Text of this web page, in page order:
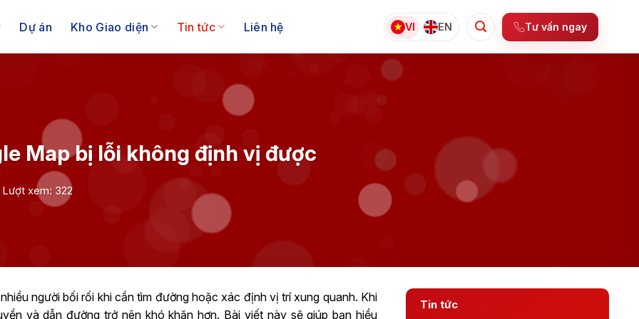
Dự án Kho Giao diện Tin tức Liên hệ VI EN Tư vấn ngay
Map bị lỗi không định vị được
Lượt xem: 322
người bối rối khi cần tìm đường hoặc xác định vị trí xung quanh. Khi
và dẫn đường trở nên khó khăn hơn. Bài viết này sẽ giúp bạn hiểu
Tin tức